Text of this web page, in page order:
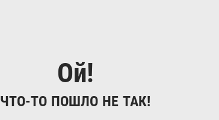
Ой!
ЧТО-ТО ПОШЛО НЕ ТАК!